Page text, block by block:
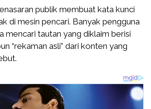
publik membuat kata kunci
di mesin pencari. Banyak pengguna
mencari tautan yang diklaim berisi
“rekaman asli” dari konten yang